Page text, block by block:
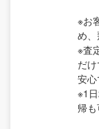
※お
め
※査
だ
安
※1
帰